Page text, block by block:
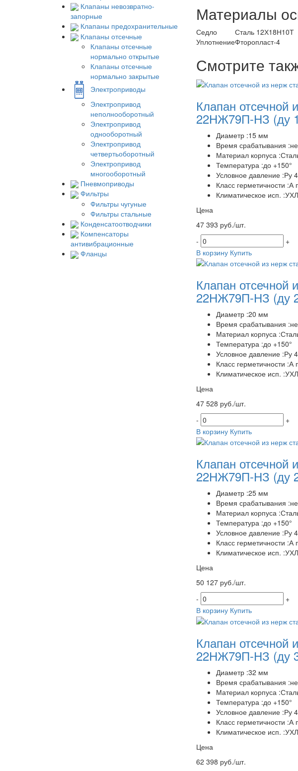
Клапаны невозвратно-
запорные
Клапаны предохранительные
Клапаны отсечные
Клапаны отсечные
нормально открытые
Клапаны отсечные
нормально закрытые
Электроприводы
Электропривод
неполнооборотный
Электропривод
однооборотный
Электропривод
четвертьоборотный
Электропривод
многооборотный
Пневмоприводы
Фильтры
Фильтры чугуные
Фильтры стальные
Конденсатоотводчики
Компенсаторы
антивибрационные
Фланцы
Материалы
Седло
Сталь 12Х18Н10Т
УплотнениеФторопласт-4
Смотрите
Клапан
22НЖ79П-НЗ (ду
Диаметр :15 мм
Время срабатывания
Материал корпуса
Температура :до +150°
Условное давление :Ру
Класс герметичности
Климатическое исп.
Цена
47 393 руб./шт.
-
+
В корзину Купить
Клапан
22НЖ79П-НЗ (ду
Диаметр :20 мм
Время срабатывания
Материал корпуса
Температура :до +150°
Условное давление :Ру
Класс герметичности
Климатическое исп.
Цена
47 528 руб./шт.
-
+
В корзину Купить
Клапан
22НЖ79П-НЗ (ду
Диаметр :25 мм
Время срабатывания
Материал корпуса
Температура :до +150°
Условное давление :Ру
Класс герметичности
Климатическое исп.
Цена
50 127 руб./шт.
-
+
В корзину Купить
Клапан
22НЖ79П-НЗ (ду
Диаметр :32 мм
Время срабатывания
Материал корпуса
Температура :до +150°
Условное давление :Ру
Класс герметичности
Климатическое исп.
Цена
62 398 руб./шт.